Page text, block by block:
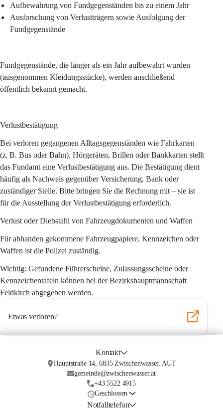
Aufbewahrung von Fundgegenständen bis zu einem Jahr
Ausforschung von Verlustträgern sowie Ausfolgung der
Fundgegenstände
Fundgegenstände, die länger als ein Jahr aufbewahrt wurden
(ausgenommen Kleidungsstücke), werden anschließend
öffentlich bekannt gemacht.
Verlustbestätigung
Bei verloren gegangenen Alltagsgegenständen wie Fahrkarten
(z. B. Bus oder Bahn), Hörgeräten, Brillen oder Bankkarten stellt
das Fundamt eine Verlustbestätigung aus. Die Bestätigung dient
häufig als Nachweis gegenüber Versicherung, Bank oder
zuständiger Stelle. Bitte bringen Sie die Rechnung mit – sie ist
für die Ausstellung der Verlustbestätigung erforderlich.
Verlust oder Diebstahl von Fahrzeugdokumenten und Waffen
Für abhanden gekommene Fahrzeugpapiere, Kennzeichen oder
Waffen ist die Polizei zuständig.
Wichtig: Gefundene Führerscheine, Zulassungsscheine oder
Kennzeichentafeln können bei der Bezirkshauptmannschaft
Feldkirch abgegeben werden.
Etwas verloren?
Kontakt
Hauptstraße 14, 6835 Zwischenwasser, AUT
gemeinde@zwischenwasser.at
+43 5522 4915
Geschlossen
Notfalltelefon